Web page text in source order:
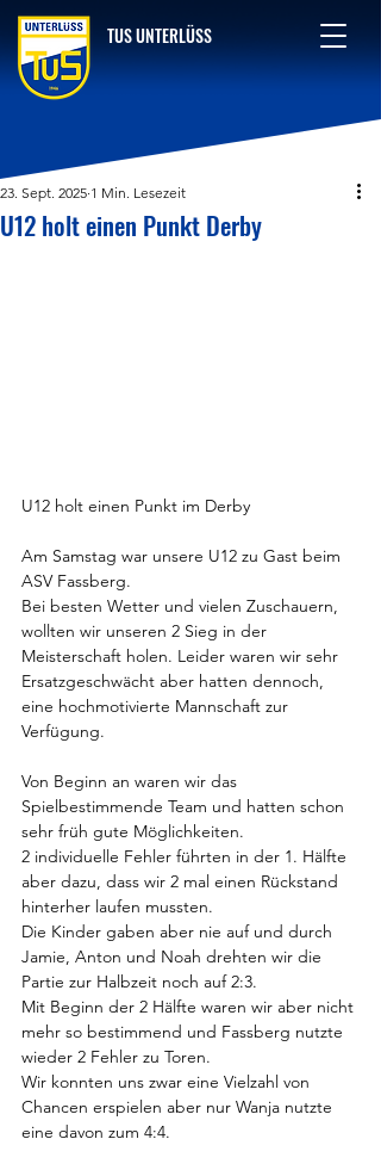
TUS UNTERLÜSS
U12 holt einen Punkt Derby
23. Sept. 2025 1 Min. Lesezeit
U12 holt einen Punkt im Derby
Am Samstag war unsere U12 zu Gast beim
ASV Fassberg.
Bei besten Wetter und vielen Zuschauern,
wollten wir unseren 2 Sieg in der
Meisterschaft holen. Leider waren wir sehr
Ersatzgeschwächt aber hatten dennoch,
eine hochmotivierte Mannschaft zur
Verfügung.
Von Beginn an waren wir das
Spielbestimmende Team und hatten schon
sehr früh gute Möglichkeiten.
2 individuelle Fehler führten in der 1. Hälfte
aber dazu, dass wir 2 mal einen Rückstand
hinterher laufen mussten.
Die Kinder gaben aber nie auf und durch
Jamie, Anton und Noah drehten wir die
Partie zur Halbzeit noch auf 2:3.
Mit Beginn der 2 Hälfte waren wir aber nicht
mehr so bestimmend und Fassberg nutzte
wieder 2 Fehler zu Toren.
Wir konnten uns zwar eine Vielzahl von
Chancen erspielen aber nur Wanja nutzte
eine davon zum 4:4.